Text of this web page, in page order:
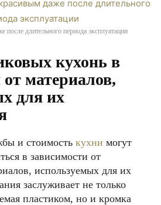
после длительного периода эксплуатации
кухонь в
материалов,
для их
и стоимость кухни могут
в зависимости от
используемых для их
заслуживает не только
пластиком, но и кромка